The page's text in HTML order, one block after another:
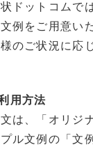
ドットコムで
例をご用意い
のご状況に応
用方法
は、「オリジ
ル文例の「文